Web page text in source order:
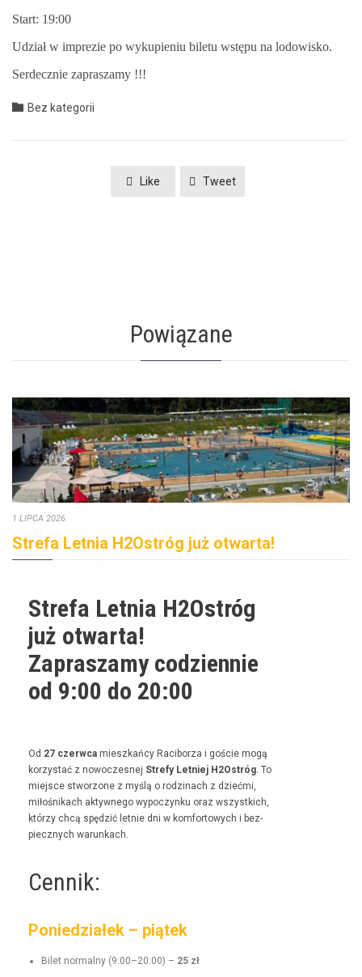
Start: 19:00
Udzi­ał w imprezie po wykupi­e­niu bile­tu wstępu na lodowisko.
Serdecznie zaprasza­my !!!
 Category
Bez kategorii
Like Tweet
Powiązane
1 LIPCA 2026
Strefa Letnia H2Ostróg już otwarta!
Strefa Letnia H2Ostróg
już otwarta!
Zapraszamy codziennie
od 9:00 do 20:00
Od 27 czer­w­ca mieszkań­cy Raci­borza i goś­cie mogą
korzys­tać z nowoczes­nej Stre­fy Let­niej H2Ostróg. To
miejsce stwor­zone z myślą o rodz­i­nach z dzieć­mi,
miłośnikach akty­wnego wypoczynku oraz wszys­t­kich,
którzy chcą spędz­ić let­nie dni w kom­for­towych i bez­
piecznych warunkach.
Cennik:
Poniedziałek – piątek
Bilet nor­mal­ny (9:00–20:00) – 25 zł